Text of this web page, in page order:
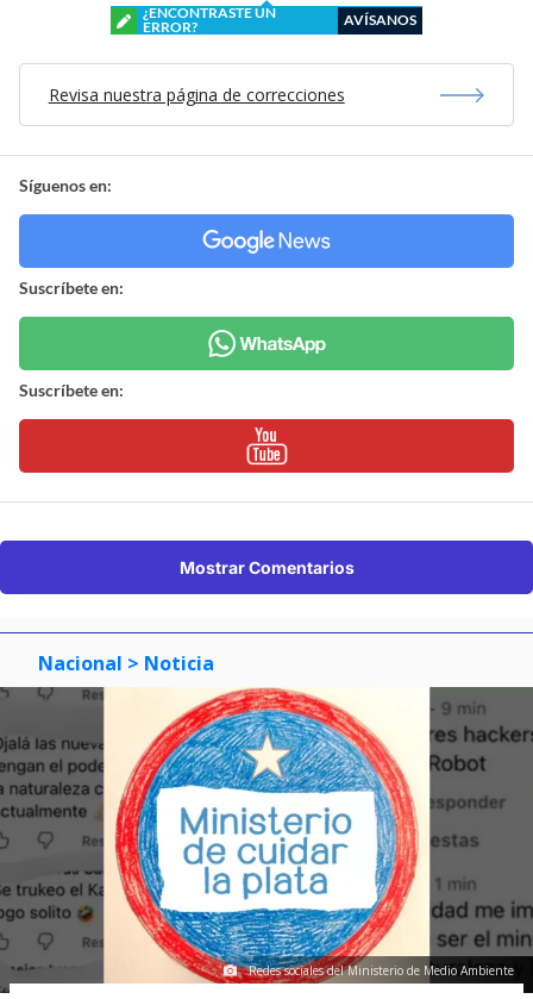
¿ENCONTRASTE UN
ERROR?
AVÍSANOS
Revisa nuestra página de correcciones
Síguenos en:
Suscríbete en:
Suscríbete en:
Mostrar Comentarios
Nacional > Noticia
Redes sociales del Ministerio de Medio Ambiente